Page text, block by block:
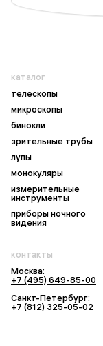
каталог
телескопы
микроскопы
бинокли
зрительные трубы
лупы
монокуляры
измерительные
инструменты
приборы ночного
видения
контакты
Москва:
+7 (495) 649-85-00
Санкт-Петербург:
+7 (812) 325-05-02